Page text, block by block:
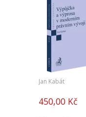
Jan Kabát
450,00 Kč